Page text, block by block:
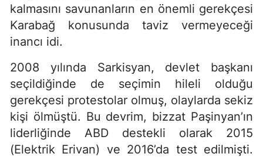
kalmasını savunanların en önemli gerekçesi
Karabağ konusunda taviz vermeyeceği
inancı idi.
2008 yılında Sarkisyan, devlet başkanı
seçildiğinde de seçimin hileli olduğu
gerekçesi protestolar olmuş, olaylarda sekiz
kişi ölmüştü. Bu devrim, bizzat Paşinyan’ın
liderliğinde ABD destekli olarak 2015
(Elektrik Erivan) ve 2016’da test edilmişti.